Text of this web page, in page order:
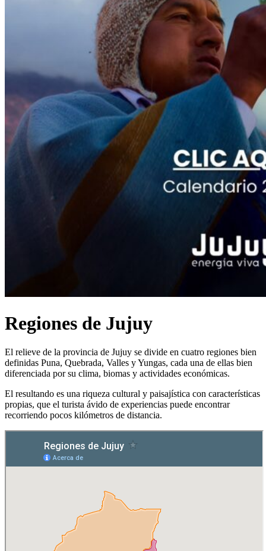
Regiones de Jujuy
El relieve de la provincia de Jujuy se divide en cuatro regiones bien
definidas Puna, Quebrada, Valles y Yungas, cada una de ellas bien
diferenciada por su clima, biomas y actividades económicas.
El resultando es una riqueza cultural y paisajística con características
propias, que el turista ávido de experiencias puede encontrar
recorriendo pocos kilómetros de distancia.